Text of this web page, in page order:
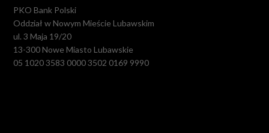
PKO Bank Polski
Oddział w Nowym Mieście Lubawskim
ul. 3 Maja 19/20
13-300 Nowe Miasto Lubawskie
05 1020 3583 0000 3502 0169 9990